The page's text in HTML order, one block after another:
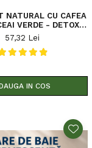
NATURAL CU CAFEA
VERDE - DETOX &
250G
57,32 Lei
IN COS